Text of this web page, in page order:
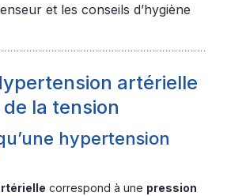
et les conseils d’hygiène
artérielle
la tension
hypertension
correspond à une pression